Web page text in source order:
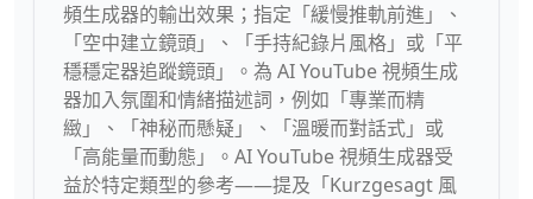
頻生成器的輸出效果；指定「緩慢推軌前進」、
「空中建立鏡頭」、「手持紀錄片風格」或「平
穩穩定器追蹤鏡頭」。為 AI YouTube 視頻生成
器加入氛圍和情緒描述詞，例如「專業而精
緻」、「神秘而懸疑」、「溫暖而對話式」或
「高能量而動態」。AI YouTube 視頻生成器受
益於特定類型的參考——提及「Kurzgesagt 風